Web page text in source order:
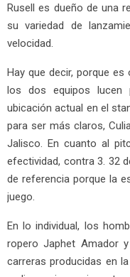
Rusell es dueño de una
su variedad de
velocidad.
Hay que decir, porque
los dos equipos lucen
ubicación actual en el
para ser más claros,
Jalisco. En cuanto al
efectividad, contra 3. 32
de referencia porque la
juego.
En lo individual, los
ropero Japhet Amador
carreras producidas en